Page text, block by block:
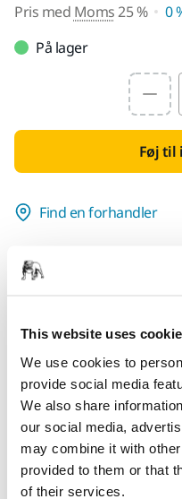
This website uses
We use cookies to
provide social media
We also share
our social media,
may combine it with
provided to them or that
of their services.
Pris med Moms25 %
0
På lager
Select
Føj til
Find en forhandler
Fragt fri levering
Sikker betaling med
Sporing af